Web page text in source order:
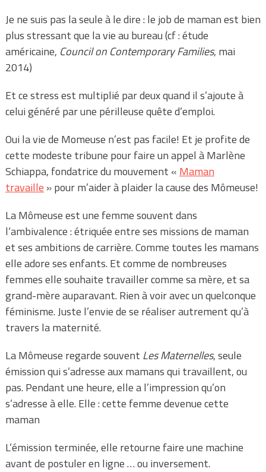
Je ne suis pas la seule à le dire : le job de maman est bien
plus stressant que la vie au bureau (cf : étude
américaine, Council on Contemporary Families, mai
2014)
Et ce stress est multiplié par deux quand il s’ajoute à
celui généré par une périlleuse quête d’emploi.
Oui la vie de Momeuse n’est pas facile! Et je profite de
cette modeste tribune pour faire un appel à Marlène
Schiappa, fondatrice du mouvement « Maman
travaille » pour m’aider à plaider la cause des Mômeuse!
La Mômeuse est une femme souvent dans
l‘ambivalence : étriquée entre ses missions de maman
et ses ambitions de carrière. Comme toutes les mamans
elle adore ses enfants. Et comme de nombreuses
femmes elle souhaite travailler comme sa mère, et sa
grand-mère auparavant. Rien à voir avec un quelconque
féminisme. Juste l’envie de se réaliser autrement qu’à
travers la maternité.
La Mômeuse regarde souvent Les Maternelles, seule
émission qui s’adresse aux mamans qui travaillent, ou
pas. Pendant une heure, elle a l’impression qu’on
s’adresse à elle. Elle : cette femme devenue cette
maman
L’émission terminée, elle retourne faire une machine
avant de postuler en ligne … ou inversement.